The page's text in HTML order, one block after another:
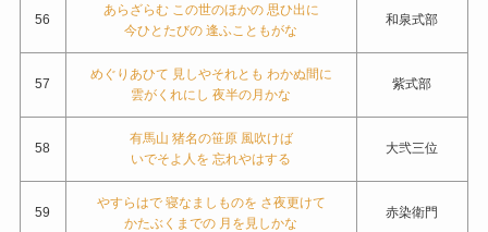
56
あらざらむ この世のほかの 思ひ出に
今ひとたびの 逢ふこともがな
和泉式部
57
めぐりあひて 見しやそれとも わかぬ間に
雲がくれにし 夜半の月かな
紫式部
58
有馬山 猪名の笹原 風吹けば
いでそよ人を 忘れやはする
大弐三位
59
やすらはで 寝なましものを さ夜更けて
かたぶくまでの 月を見しかな
赤染衛門